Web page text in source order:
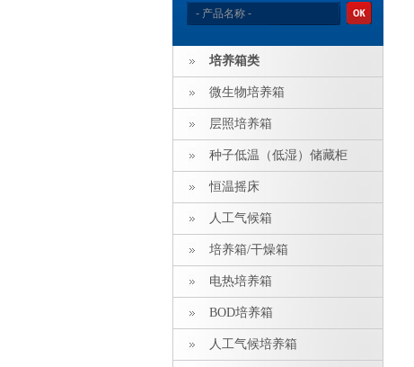
培养箱类
微生物培养箱
层照培养箱
种子低温（低湿）储藏柜
恒温摇床
人工气候箱
培养箱/干燥箱
电热培养箱
BOD培养箱
人工气候培养箱